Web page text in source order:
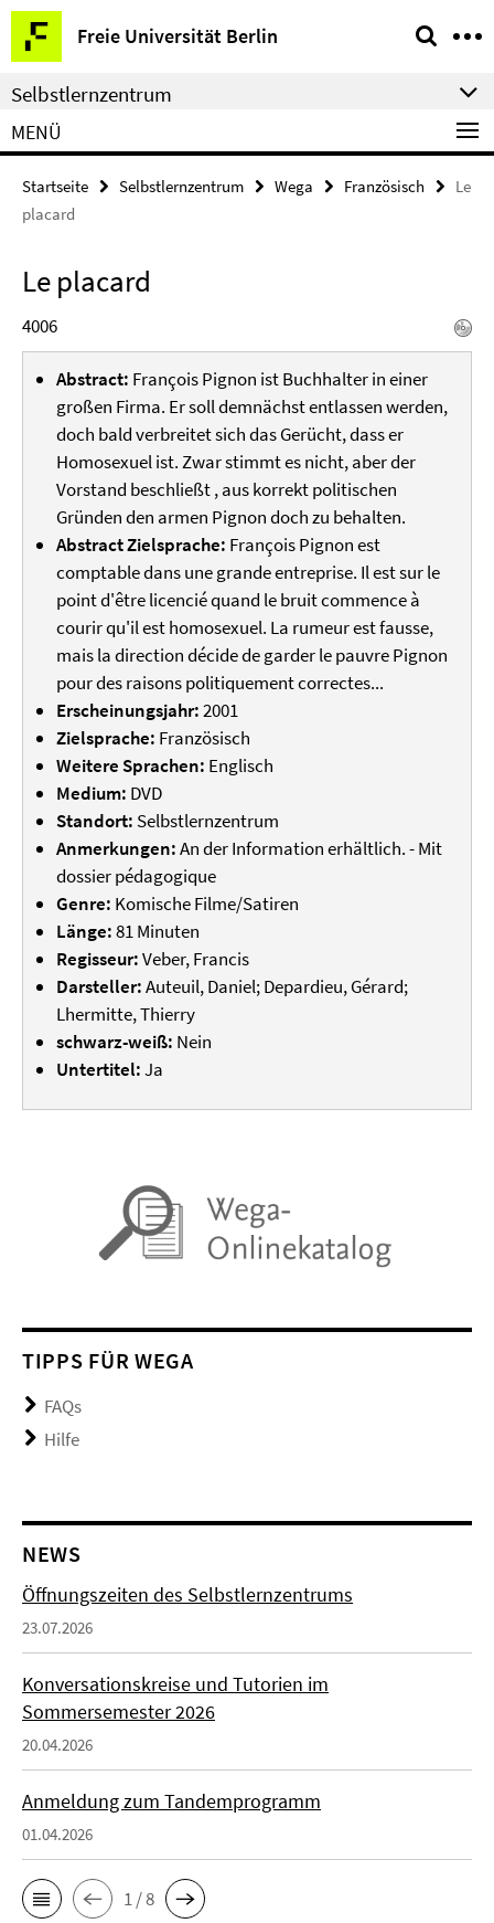
Springe
direkt
zu
Inhalt
Freie Universität Berlin
Service-
Navigation
Selbstlernzentrum
MENÜ
Startseite Selbstlernzentrum Wega Französisch
Le
placard
Le placard
4006
Abstract: François Pignon ist Buchhalter in einer
großen Firma. Er soll demnächst entlassen werden,
doch bald verbreitet sich das Gerücht, dass er
Homosexuel ist. Zwar stimmt es nicht, aber der
Vorstand beschließt , aus korrekt politischen
Gründen den armen Pignon doch zu behalten.
Abstract Zielsprache: François Pignon est
comptable dans une grande entreprise. Il est sur le
point d'être licencié quand le bruit commence à
courir qu'il est homosexuel. La rumeur est fausse,
mais la direction décide de garder le pauvre Pignon
pour des raisons politiquement correctes...
Erscheinungsjahr:2001
Zielsprache: Französisch
Weitere Sprachen: Englisch
Medium: DVD
Standort: Selbstlernzentrum
Anmerkungen:An der Information erhältlich. - Mit
dossier pédagogique
Genre: Komische Filme/Satiren
Länge:81 Minuten
Regisseur:Veber, Francis
Darsteller:Auteuil, Daniel; Depardieu, Gérard;
Lhermitte, Thierry
schwarz-weiß: Nein
Untertitel:Ja
TIPPS FÜR WEGA
FAQs
Hilfe
NEWS
Öffnungszeiten des Selbstlernzentrums
23.07.2026
Konversationskreise und Tutorien im
Sommersemester 2026
20.04.2026
Anmeldung zum Tandemprogramm
01.04.2026
1 / 8